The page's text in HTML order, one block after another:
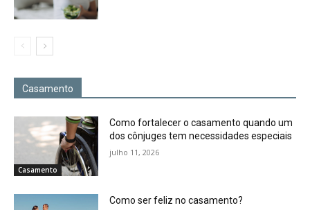
Casamento
Casamento
Como fortalecer o casamento quando um
dos cônjuges tem necessidades especiais
julho 11, 2026
Como ser feliz no casamento?